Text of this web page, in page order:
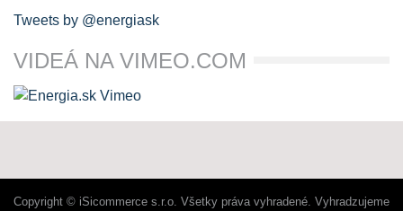
Tweets by @energiask
VIDEÁ NA VIMEO.COM
Copyright © iSicommerce s.r.o. Všetky práva vyhradené. Vyhradzujeme